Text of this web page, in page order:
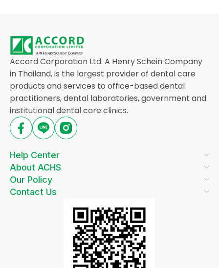
Accord Corporation Ltd. A Henry Schein Company
in Thailand, is the largest provider of dental care
products and services to office-based dental
practitioners, dental laboratories, government and
institutional dental care clinics.
Help Center
About ACHS
Our Policy
Contact Us